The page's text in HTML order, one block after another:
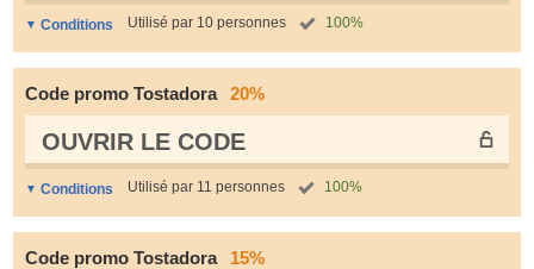
Conditions Utilisé par 10 personnes 100%
Code promo Tostadora 20%
OUVRIR LE СODE
Conditions Utilisé par 11 personnes 100%
Code promo Tostadora 15%